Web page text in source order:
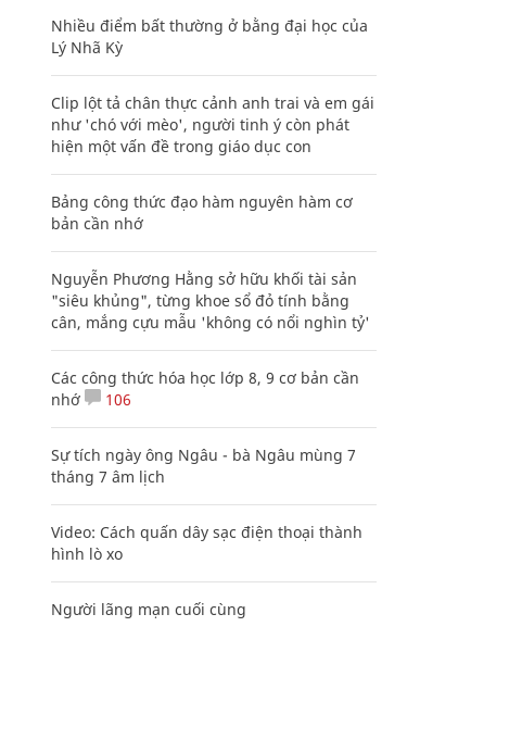
Nhiều điểm bất thường ở bằng đại học của
Lý Nhã Kỳ
Clip lột tả chân thực cảnh anh trai và em gái
như 'chó với mèo', người tinh ý còn phát
hiện một vấn đề trong giáo dục con
Bảng công thức đạo hàm nguyên hàm cơ
bản cần nhớ
Nguyễn Phương Hằng sở hữu khối tài sản
"siêu khủng", từng khoe sổ đỏ tính bằng
cân, mắng cựu mẫu 'không có nổi nghìn tỷ'
Các công thức hóa học lớp 8, 9 cơ bản cần
nhớ
106
Sự tích ngày ông Ngâu - bà Ngâu mùng 7
tháng 7 âm lịch
Video: Cách quấn dây sạc điện thoại thành
hình lò xo
Người lãng mạn cuối cùng